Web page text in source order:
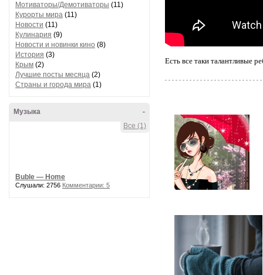
Мотиваторы/Демотиваторы (11)
Курорты мира (11)
Новости (11)
Кулинария (9)
Новости и новинки кино (8)
История (3)
Крым (2)
Лучшие посты месяца (2)
Страны и города мира (1)
-
Музыка
Все (1)
Buble — Home
Слушали: 2756 Комментарии: 5
Есть все таки талантливые